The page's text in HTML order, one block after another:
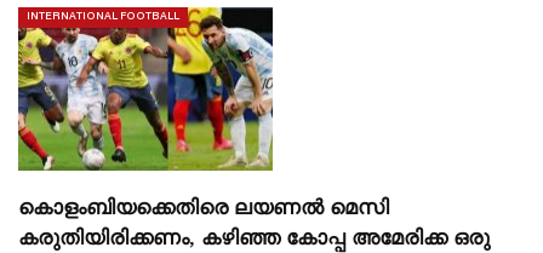
INTERNATIONAL FOOTBALL
കൊളംബിയക്കെതിരെ ലയണൽ മെസി
കരുതിയിരിക്കണം, കഴിഞ്ഞ കോപ്പ അമേരിക്ക ഒരു